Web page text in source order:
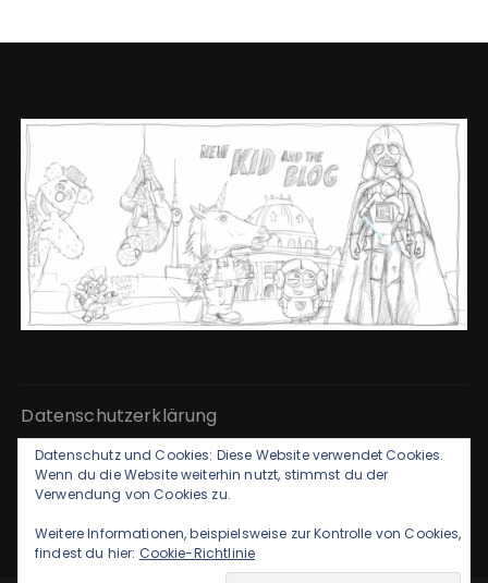
Datenschutzerklärung
Kontakt & Impressum
Datenschutz und Cookies: Diese Website verwendet Cookies.
Wenn du die Website weiterhin nutzt, stimmst du der
Verwendung von Cookies zu.
Weitere Informationen, beispielsweise zur Kontrolle von Cookies,
findest du hier: Cookie-Richtlinie